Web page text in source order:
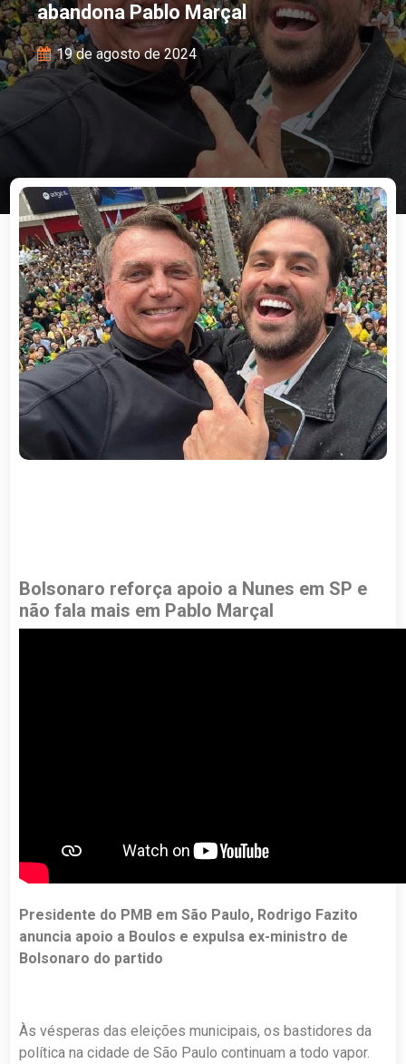
abandona Pablo Marçal
19 de agosto de 2024
Bolsonaro reforça apoio a Nunes em SP e
não fala mais em Pablo Marçal
Presidente do PMB em São Paulo, Rodrigo Fazito
anuncia apoio a Boulos e expulsa ex-ministro de
Bolsonaro do partido
Às vésperas das eleições municipais, os bastidores da
política na cidade de São Paulo continuam a todo vapor.